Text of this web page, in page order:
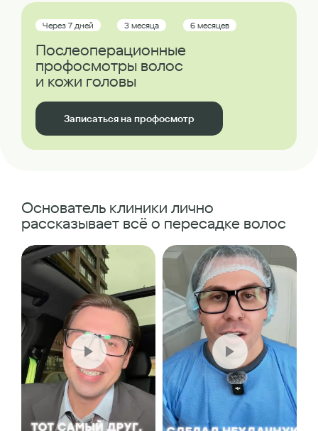
Через 7 дней 3 месяца 6 месяцев
Послеоперационные
профосмотры волос
и кожи головы
Записаться на профосмотр
Основатель клиники лично
рассказывает всё о пересадке волос